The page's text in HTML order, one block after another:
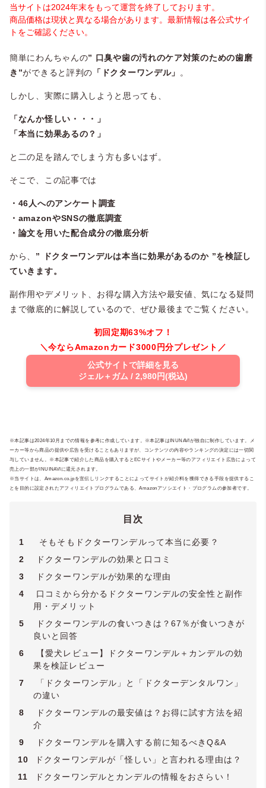
当サイトは2024年末をもって運営を終了しております。
商品価格は現状と異なる場合があります。最新情報は各公式サイ
トをご確認ください。
簡単にわんちゃんの” 口臭や歯の汚れのケア対策のための歯磨
き”ができると評判の 「ドクターワンデル」 。
しかし、実際に購入しようと思っても、
「なんか怪しい・・・」
「本当に効果あるの？」
と二の足を踏んでしまう方も多いはず。
そこで、この記事では
・46人へのアンケート調査
・amazonやSNSの徹底調査
・論文を用いた配合成分の徹底分析
から、 ” ドクターワンデルは本当に効果があるのか ”を検証し
ていきます。
副作用やデメリット、お得な購入方法や最安値、気になる疑問
まで徹底的に解説しているので、ぜひ最後までご覧ください。
初回定期63%オフ！
＼今ならAmazonカード3000円分プレゼント／
公式サイトで詳細を見る
ジェル＋ガム / 2,980円(税込)
※本記事は2024年10月までの情報を参考に作成しています。※本記事はINUNAVIが独自に制作しています。メ
ーカー等から商品の提供や広告を受けることもありますが、コンテンツの内容やランキングの決定には一切関
与していません。※本記事で紹介した商品を購入するとECサイトやメーカー等のアフィリエイト広告によって
売上の一部がINUINAVIに還元されます。
※当サイトは、Amazon.co.jpを宣伝しリンクすることによってサイトが紹介料を獲得できる手段を提供するこ
とを目的に設定されたアフィリエイトプログラムである、Amazonアソシエイト・プログラムの参加者です。
目次
1
そもそもドクターワンデルって本当に必要？
2
ドクターワンデルの効果と口コミ
3
ドクターワンデルが効果的な理由
4
口コミから分かるドクターワンデルの安全性と副作
用・デメリット
5
ドクターワンデルの食いつきは？67％が食いつきが
良いと回答
6
【愛犬レビュー】ドクターワンデル＋カンデルの効
果を検証レビュー
7
「ドクターワンデル」と「ドクターデンタルワン」
の違い
8
ドクターワンデルの最安値は？お得に試す方法を紹
介
9
ドクターワンデルを購入する前に知るべきQ&A
10
ドクターワンデルが「怪しい」と言われる理由は？
11
ドクターワンデルとカンデルの情報をおさらい！